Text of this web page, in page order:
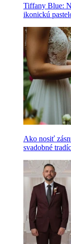
Tiffany Blue:
ikonickú
Ako nosiť
svadobné